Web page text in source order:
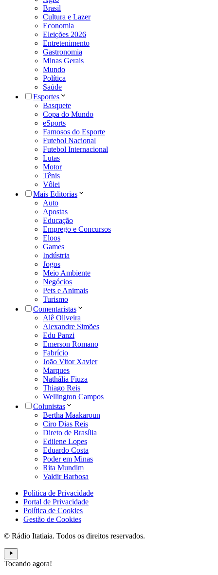
Brasil
Cultura e Lazer
Economia
Eleições 2026
Entretenimento
Gastronomia
Minas Gerais
Mundo
Política
Saúde
Esportes
Basquete
Copa do Mundo
eSports
Famosos do Esporte
Futebol Nacional
Futebol Internacional
Lutas
Motor
Tênis
Vôlei
Mais Editorias
Auto
Apostas
Educação
Emprego e Concursos
Eloos
Games
Indústria
Jogos
Meio Ambiente
Negócios
Pets e Animais
Turismo
Comentaristas
Alê Oliveira
Alexandre Simões
Edu Panzi
Emerson Romano
Fabrício
João Vitor Xavier
Marques
Nathália Fiuza
Thiago Reis
Wellington Campos
Colunistas
Bertha Maakaroun
Ciro Dias Reis
Direto de Brasília
Edilene Lopes
Eduardo Costa
Poder em Minas
Rita Mundim
Valdir Barbosa
Política de Privacidade
Portal de Privacidade
Política de Cookies
Gestão de Cookies
© Rádio Itatiaia. Todos os direitos reservados.
Tocando agora!